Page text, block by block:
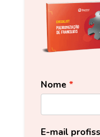
Nome
E-mail